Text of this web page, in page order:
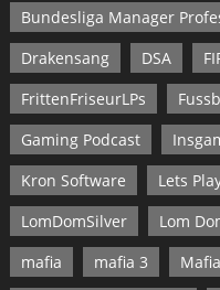
Bundesliga Manager
Drakensang
DSA
FrittenFriseurLPs
Gaming Podcast
Kron Software
Lets
LomDomSilver
Lom
mafia
mafia 3